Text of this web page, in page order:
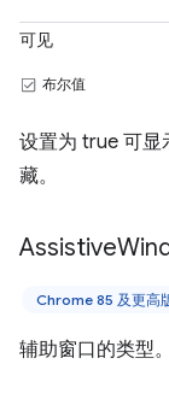
可见
布尔值
设置为 true 可显
藏。
Assistive
Chrome 85 及更高
辅助窗口的类型。